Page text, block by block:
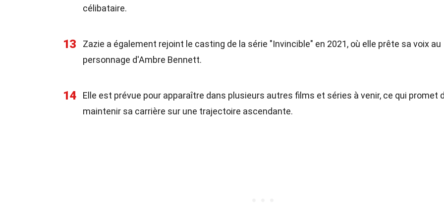
célibataire.
13
Zazie a également rejoint le casting de la série "Invincible" en 2021, où elle prête sa voix au
personnage d'Ambre Bennett.
14
Elle est prévue pour apparaître dans plusieurs autres films et séries à venir, ce qui promet
maintenir sa carrière sur une trajectoire ascendante.